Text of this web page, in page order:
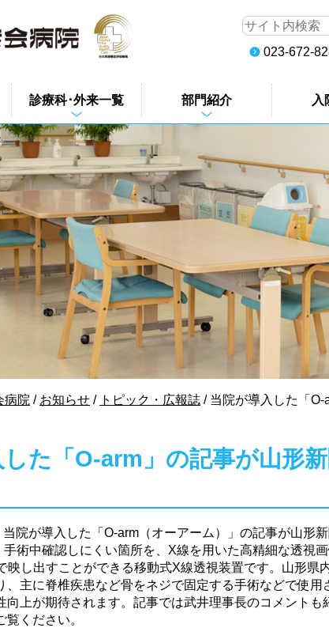
023-672-
診療科･外来一覧 部門紹介 入
病院 / お知らせ / トピック・広報誌 / 当院が導入した「O-
た「O-arm」の記事が山形
院が導入した「O-arm（オーアーム）」の記事が山形
手術中確認しにくい箇所を、X線を用いた高精細な透視
映し出すことができる移動式X線透視装置です。山形県
、主に脊椎疾患など骨をネジで固定する手術などで使用
向上が期待されます。記事では武井理事長のコメントも
ください。